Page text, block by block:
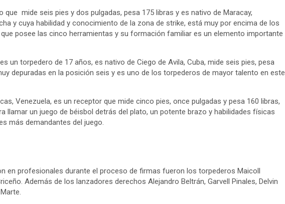
que mide seis pies y dos pulgadas, pesa 175 libras y es nativo de Maracay,
y cuya habilidad y conocimiento de la zona de strike, está muy por encima de los
posee las cinco herramientas y su formación familiar es un elemento importante
un torpedero de 17 años, es nativo de Ciego de Avila, Cuba, mide seis pies, pesa
depuradas en la posición seis y es uno de los torpederos de mayor talento en este
Venezuela, es un receptor que mide cinco pies, once pulgadas y pesa 160 libras,
llamar un juego de béisbol detrás del plato, un potente brazo y habilidades físicas
más demandantes del juego.
en profesionales durante el proceso de firmas fueron los torpederos Maicoll
Además de los lanzadores derechos Alejandro Beltrán, Garvell Pinales, Delvin